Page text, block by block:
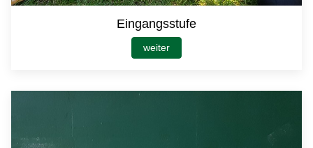
Eingangsstufe
weiter